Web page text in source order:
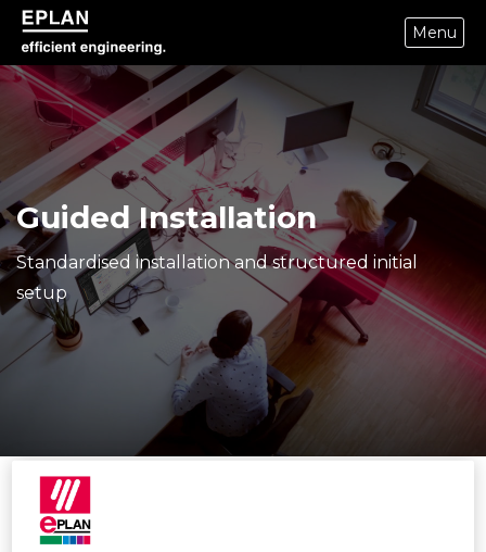
epulse.com home
Menu
Guided Installation
Standardised installation and structured initial
setup